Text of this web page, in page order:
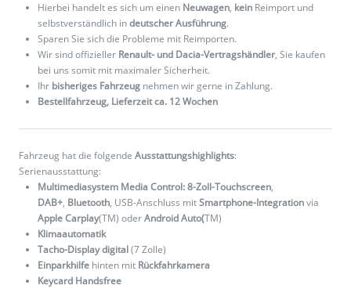
Hierbei handelt es sich um einen Neuwagen, kein Reimport und
selbstverständlich indeutscher Ausführung.
Sparen Sie sich die Probleme mit Reimporten.
Wir sind offizieller Renault- und Dacia-Vertragshändler, Sie kaufen
bei uns somit mit maximaler Sicherheit.
Ihr bisheriges Fahrzeug nehmen wir gerne in Zahlung.
Bestellfahrzeug, Lieferzeit ca. 12 Wochen
Fahrzeug hat die folgende Ausstattungshighlights:
Serienausstattung:
Multimediasystem Media Control: 8-Zoll-Touchscreen,
DAB+, Bluetooth, USB-Anschluss mitSmartphone-Integrationvia
Apple Carplay(TM) oderAndroid Auto(TM)
Klimaautomatik
Tacho-Display digital(7 Zolle)
Einparkhilfe hinten mit Rückfahrkamera
Keycard Handsfree